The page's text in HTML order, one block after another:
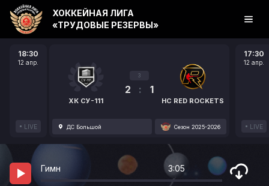
18:30
12 апр.
LIVE
ХК СУ-111
3
2 : 1
HC RED ROCKETS
ДС Большой Сезон 2025-2026
17:30
12 апр.
LIVE
ХОККЕЙНАЯ ЛИГА
«ТРУДОВЫЕ РЕЗЕРВЫ»
Гимн 3:05